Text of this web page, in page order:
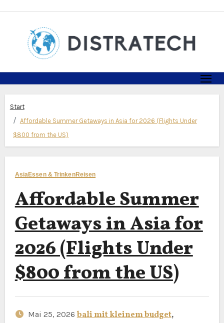
springen
Start
Affordable Summer Getaways in Asia for 2026 (Flights Under
$800 from the US)
AsiaEssen & TrinkenReisen
Affordable Summer
Getaways in Asia for
2026 (Flights Under
$800 from the US)
Mai 25, 2026 bali mit kleinem budget,